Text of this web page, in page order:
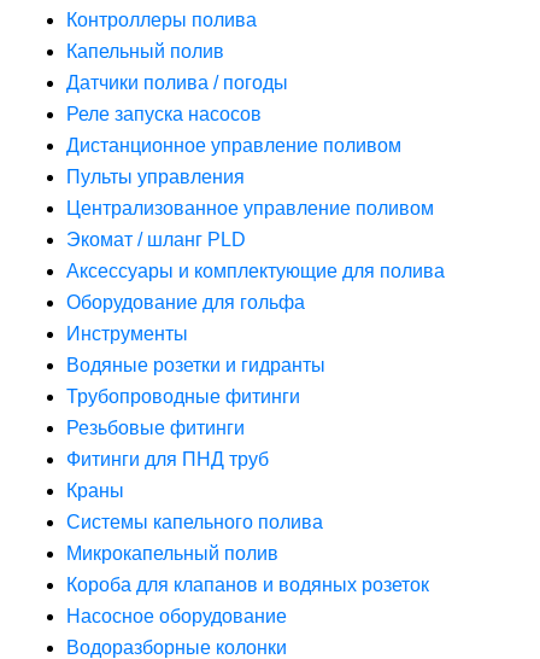
Контроллеры полива
Капельный полив
Датчики полива / погоды
Реле запуска насосов
Дистанционное управление поливом
Пульты управления
Централизованное управление поливом
Экомат / шланг PLD
Аксессуары и комплектующие для полива
Оборудование для гольфа
Инструменты
Водяные розетки и гидранты
Трубопроводные фитинги
Резьбовые фитинги
Фитинги для ПНД труб
Краны
Системы капельного полива
Микрокапельный полив
Короба для клапанов и водяных розеток
Насосное оборудование
Водоразборные колонки